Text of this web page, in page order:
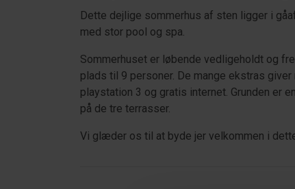
Dette dejlige sommerhus af sten ligger i
med stor pool og spa.
Sommerhuset er løbende vedligeholdt og
plads til 9 personer. De mange ekstras
playstation 3 og gratis internet. Grunden er
på de tre terrasser.
Vi glæder os til at byde jer velkommen i